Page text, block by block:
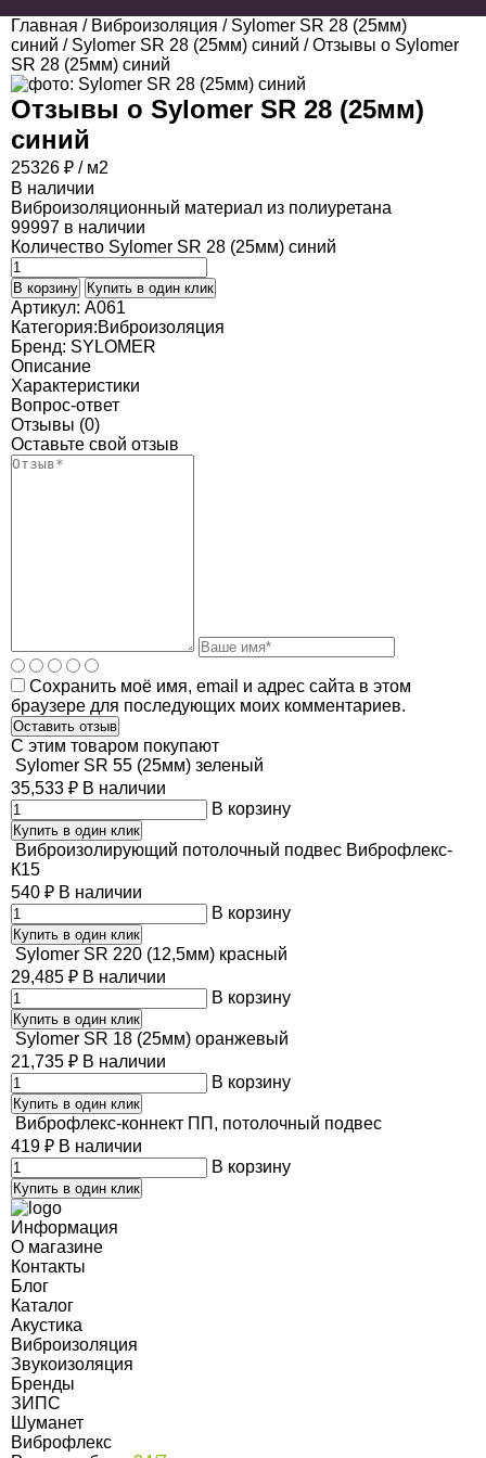
Главная / Виброизоляция / Sylomer SR 28 (25мм)
синий / Sylomer SR 28 (25мм) синий / Отзывы о Sylomer
SR 28 (25мм) синий
Отзывы о Sylomer SR 28 (25мм)
синий
25326 ₽ / м2
В наличии
Виброизоляционный материал из полиуретана
99997 в наличии
Количество Sylomer SR 28 (25мм) синий
В корзину Купить в один клик
Артикул: A061
Категория:Виброизоляция
Бренд: SYLOMER
Описание
Характеристики
Вопрос-ответ
Отзывы (0)
Оставьте свой отзыв
Сохранить моё имя, email и адрес сайта в этом
браузере для последующих моих комментариев.
C этим товаром покупают
Sylomer SR 55 (25мм) зеленый
35,533 ₽ В наличии
В корзину
Купить в один клик
Виброизолирующий потолочный подвес Виброфлекс-
К15
540 ₽ В наличии
В корзину
Купить в один клик
Sylomer SR 220 (12,5мм) красный
29,485 ₽ В наличии
В корзину
Купить в один клик
Sylomer SR 18 (25мм) оранжевый
21,735 ₽ В наличии
В корзину
Купить в один клик
Виброфлекс-коннект ПП, потолочный подвес
419 ₽ В наличии
В корзину
Купить в один клик
Информация
О магазине
Контакты
Блог
Каталог
Акустика
Виброизоляция
Звукоизоляция
Бренды
ЗИПС
Шуманет
Виброфлекс